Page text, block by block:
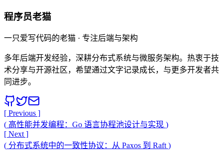
程序员老猫
一只爱写代码的老猫 · 专注后端与架构
多年后端开发经验，深耕分布式系统与微服务架构。热衷于技
术分享与开源社区，希望通过文字记录成长，与更多开发者共
同进步。
[ Previous ]
( 高性能并发编程：Go 语言协程池设计与实现 )
[ Next ]
( 分布式系统中的一致性协议：从 Paxos 到 Raft)